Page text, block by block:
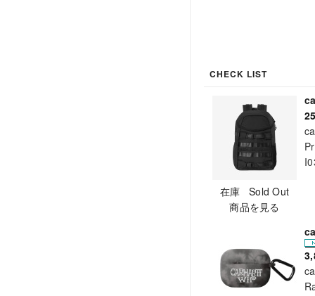
CHECK LIST
在庫 Sold Out
商品を見る